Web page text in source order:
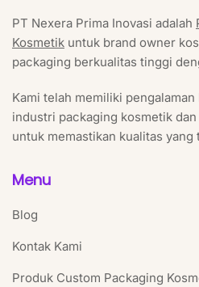
PT Nexera Prima Inovasi adalah
Kosmetik untuk brand owner
packaging berkualitas tinggi
Kami telah memiliki
industri packaging kosmetik
untuk memastikan kualitas yang
Menu
Blog
Kontak Kami
Produk Custom Packaging